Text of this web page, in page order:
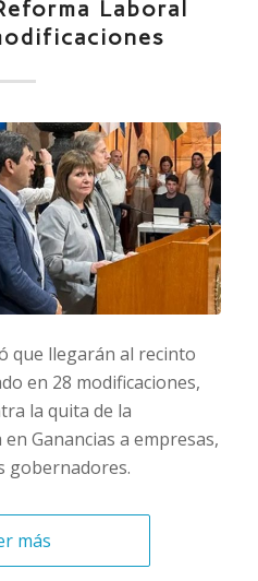
Laboral
que llegarán al recinto
en 28 modificaciones,
la quita de la
Ganancias a empresas,
gobernadores.
más